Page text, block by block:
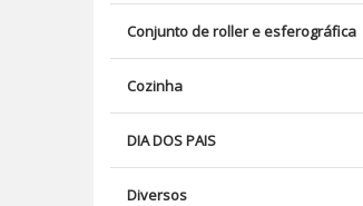
Conjunto de roller e esferográfica
Cozinha
DIA DOS PAIS
Diversos